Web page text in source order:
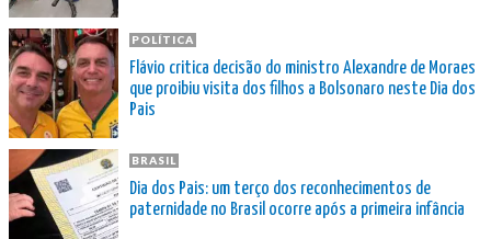
POLÍTICA
Flávio critica decisão do ministro Alexandre de Moraes
que proibiu visita dos filhos a Bolsonaro neste Dia dos
Pais
BRASIL
Dia dos Pais: um terço dos reconhecimentos de
paternidade no Brasil ocorre após a primeira infância